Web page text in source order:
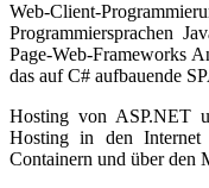
Web-Client-
Programmiersprachen
Page-Web-Frameworks
das auf C# aufbauende
Hosting von ASP.NET
Hosting in den
Containern und über den